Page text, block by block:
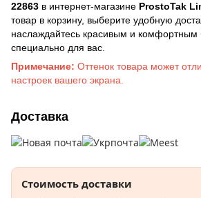
22863 в интернет-магазине ProstoTak
товар в корзину, выберите удобную
наслаждайтесь красивым и
специально для вас.
Примечание: Оттенок товара может
настроек вашего экрана.
Доставка
Стоимость доставки